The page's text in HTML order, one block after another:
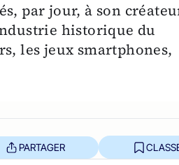
par jour, à son
historique du
les jeux smartphones,
PARTAGER